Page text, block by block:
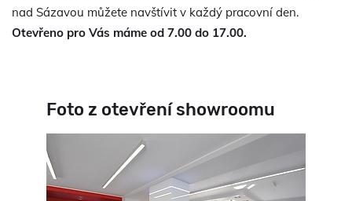
nad Sázavou můžete navštívit v každý pracovní den.
Otevřeno pro Vás máme od 7.00 do 17.00.
Foto z otevření showroomu